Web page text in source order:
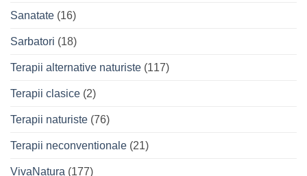
Sanatate (16)
Sarbatori (18)
Terapii alternative naturiste (117)
Terapii clasice (2)
Terapii naturiste (76)
Terapii neconventionale (21)
VivaNatura (177)